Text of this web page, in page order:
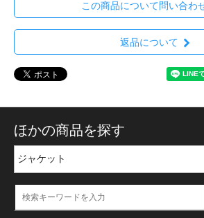
この商品について問い合わ
返品について
ほかの商品を探す